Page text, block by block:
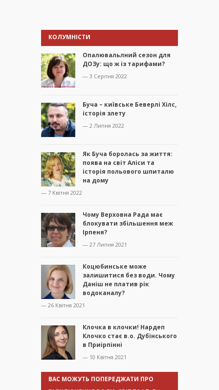
КОЛУМНІСТИ
Опалювальлний сезон для
ДОЗу: що ж із тарифами?
— 3 Серпня 2022
Буча – київське Беверлі Хілс,
історія злету
— 2 Липня 2022
Як Буча боролась за життя:
поява на світ Аліси та
історія польового шпиталю
на дому
— 7 Квітня 2022
Чому Верховна Рада має
блокувати збільшення меж
Ірпеня?
— 27 Липня 2021
Коцюбинське може
залишитися без води. Чому
Даніш не платив рік
водоканалу?
— 26 Квітня 2021
Клочка в клочки! Нардеп
Клочко стає в.о. Дубінського
в Приірпінні
— 10 Квітня 2021
ВАС МОЖУТЬ ПОПЕРЕДЖАТИ ПРО